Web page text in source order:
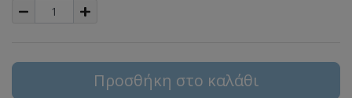
Προσθήκη στο καλάθι